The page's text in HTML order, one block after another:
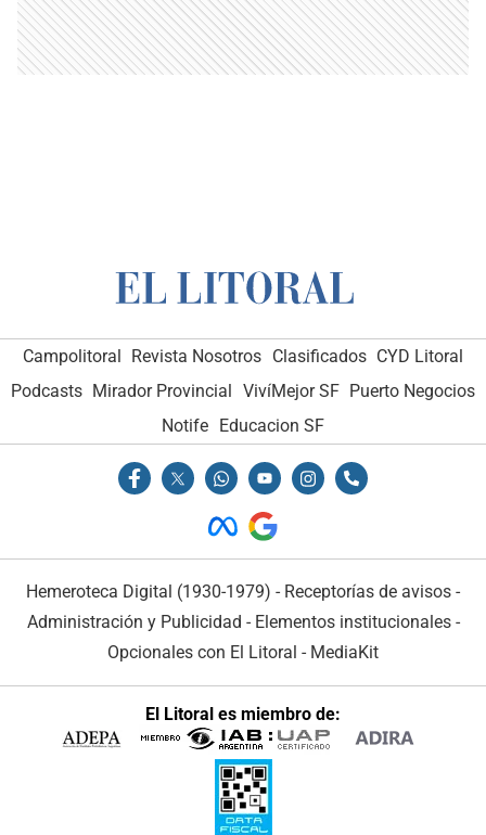
Campolitoral Revista Nosotros Clasificados CYD Litoral
Podcasts Mirador Provincial VivíMejor SF Puerto Negocios
Notife Educacion SF
Hemeroteca Digital (1930-1979) - Receptorías de avisos -
Administración y Publicidad - Elementos institucionales-
Opcionales con El Litoral - MediaKit
El Litoral es miembro de: